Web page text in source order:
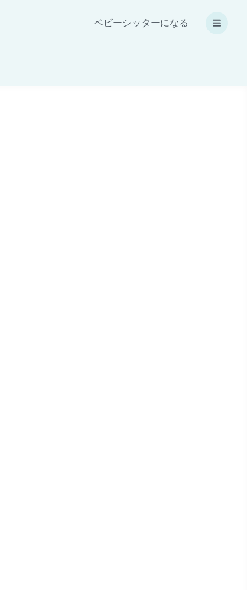
ベビーシッターになる